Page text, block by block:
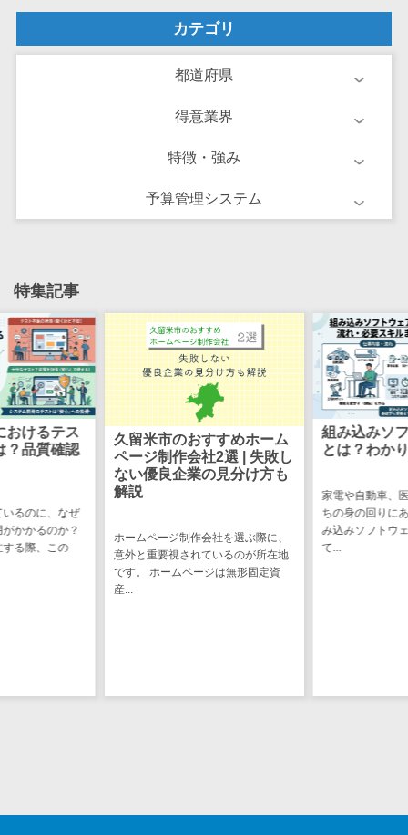
け
不動産管理サ
ービス
援サービス
ページ制作
不動産オーナ
テム
業界・業種特
化型
保険代理店シ
ステム
図面検索シス
テム
施工管理アプ
ール
フィールド業
ステム
人材派遣管理
カテゴリ
都道府県
得意業界
特徴・強み
予算管理システム
特集記事
おけるテス
？品質確認
るのに、なぜ
かかるのか？
る際、この
久留米市のおすすめホーム
ページ制作会社2選 | 失敗し
ない優良企業の見分け方も
解説
ホームページ制作会社を選ぶ際に、
意外と重要視されているのが所在地
です。 ホームページは無形固定資
産...
組み込みソ
とは？わか
家電や自動車、
ちの身の回りに
み込みソフトウ
て...